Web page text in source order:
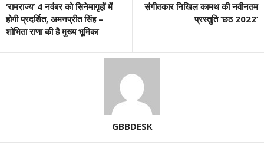
‘रामराज्य’ 4 नवंबर को सिनेमागृहों में
होगी प्रदर्शित, अमनप्रीत सिंह –
शोभिता राणा की है मुख्य भूमिका
संगीतकार निखिल कामथ की नवीनतम
प्रस्तुति ‘छठ 2022’
GBBDESK